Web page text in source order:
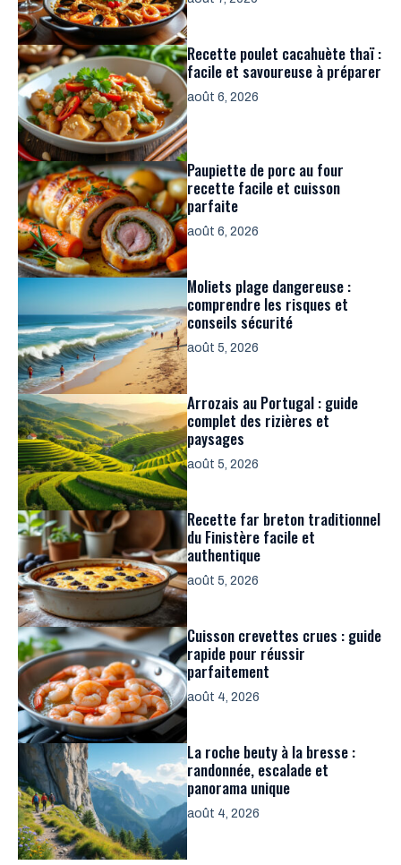
Recette poulet cacahuète thaï :
facile et savoureuse à préparer
août 6, 2026
Paupiette de porc au four
recette facile et cuisson
parfaite
août 6, 2026
Moliets plage dangereuse :
comprendre les risques et
conseils sécurité
août 5, 2026
Arrozais au Portugal : guide
complet des rizières et
paysages
août 5, 2026
Recette far breton traditionnel
du Finistère facile et
authentique
août 5, 2026
Cuisson crevettes crues : guide
rapide pour réussir
parfaitement
août 4, 2026
La roche beuty à la bresse :
randonnée, escalade et
panorama unique
août 4, 2026